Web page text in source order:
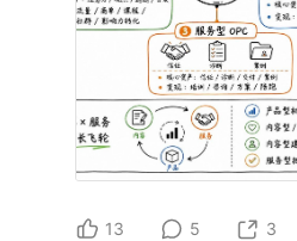
13 5 3